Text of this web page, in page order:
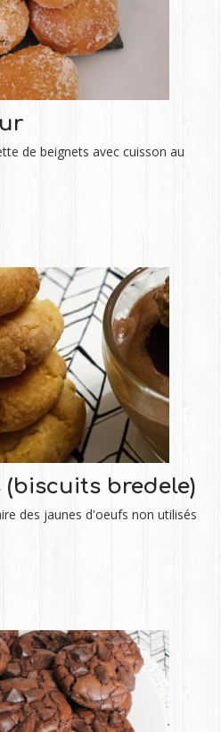
de beignets avec cuisson au
(biscuits bredele)
des jaunes d'oeufs non utilisés